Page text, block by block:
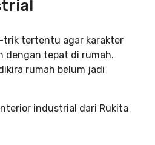
tertentu agar karakter
dengan tepat di rumah.
rumah belum jadi
industrial dari Rukita